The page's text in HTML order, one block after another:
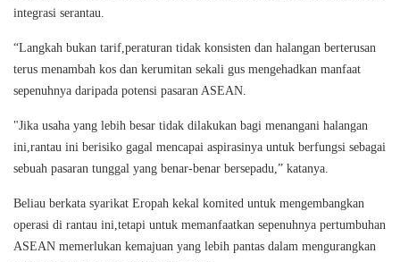
integrasi serantau.
“Langkah bukan tarif,peraturan tidak konsisten dan halangan berterusan
terus menambah kos dan kerumitan sekali gus mengehadkan manfaat
sepenuhnya daripada potensi pasaran ASEAN.
"Jika usaha yang lebih besar tidak dilakukan bagi menangani halangan
ini,rantau ini berisiko gagal mencapai aspirasinya untuk berfungsi sebagai
sebuah pasaran tunggal yang benar-benar bersepadu,” katanya.
Beliau berkata syarikat Eropah kekal komited untuk mengembangkan
operasi di rantau ini,tetapi untuk memanfaatkan sepenuhnya pertumbuhan
ASEAN memerlukan kemajuan yang lebih pantas dalam mengurangkan